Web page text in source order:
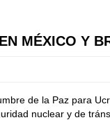
MÉXICO Y
de la Paz para
nuclear y de